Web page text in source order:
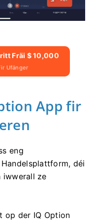
Fräi $ 10,000
Ufänger
App fir
eng
déi
iwwerall ze
op der IQ Option